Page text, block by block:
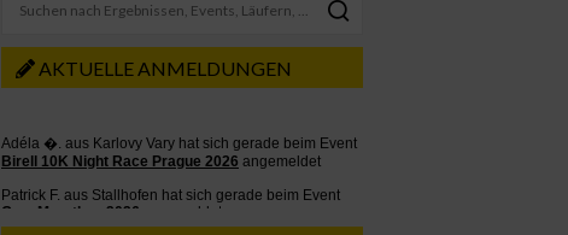
AKTUELLE ANMELDUNGEN